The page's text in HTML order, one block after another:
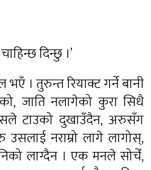
दिन्छु ।’
भएँ । तुरुन्त रियाक्ट गर्ने बानी
जाति नलागेको कुरा सिधै
टाउको दुखाउँदैन, अरुसँग
उसलाई नराम्रो लागे लागोस्,
लाग्दैन । एक मनले सोचेँ,